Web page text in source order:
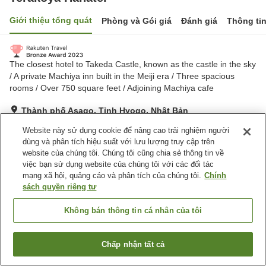
Giới thiệu tổng quát Phòng và Gói giá Đánh giá Thông
The closest hotel to Takeda Castle, known as the castle in the sky
/ A private Machiya inn built in the Meiji era / Three spacious
rooms / Over 750 square feet / Adjoining Machiya cafe
Thành phố Asago, Tỉnh Hyogo, Nhật Bản
Tuyệt vời Đánh giá:78lượt
Tiện nghi chỗ nghỉ
Bãi đỗ xe
Trang chủ Nhật Bản Tỉnh Hyogo
Thành phố Asago
Terakoya Hanatei
Tìm phòng trống
Website này sử dụng cookie để nâng cao trải nghiệm người
dùng và phân tích hiệu suất với lưu lượng truy cập trên
website của chúng tôi. Chúng tôi cũng chia sẻ thông tin về
việc bạn sử dụng website của chúng tôi với các đối tác
mạng xã hội, quảng cáo và phân tích của chúng tôi. Chính
sách quyền riêng tư
Không bán thông tin cá nhân của tôi
Chấp nhận tất cả